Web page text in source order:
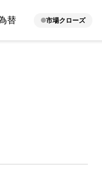
替 市場クローズ